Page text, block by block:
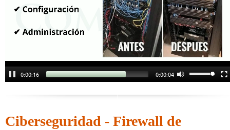
0:00:18 0:00:02
Ciberseguridad - Firewall de